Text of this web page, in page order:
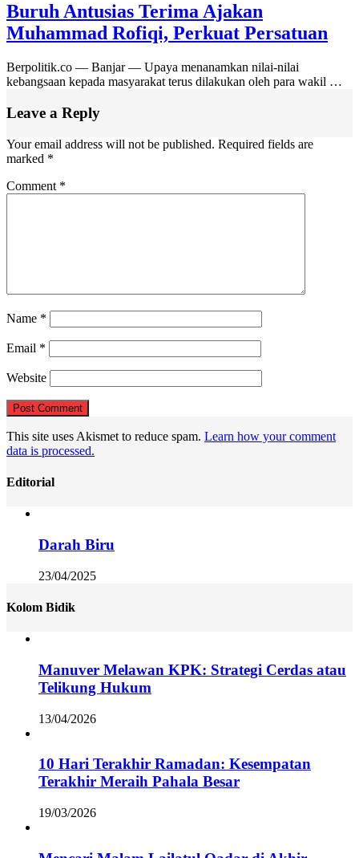
Buruh Antusias Terima Ajakan
Muhammad Rofiqi, Perkuat Persatuan
Berpolitik.co — Banjar — Upaya menanamkan nilai-nilai
kebangsaan kepada masyarakat terus dilakukan oleh para wakil …
Leave a Reply
Your email address will not be published. Required fields are
marked *
Comment *
Name *
Email *
Website
This site uses Akismet to reduce spam. Learn how your comment
data is processed.
Editorial
Darah Biru
23/04/2025
Kolom Bidik
Manuver Melawan KPK: Strategi Cerdas atau
Telikung Hukum
13/04/2026
10 Hari Terakhir Ramadan: Kesempatan
Terakhir Meraih Pahala Besar
19/03/2026